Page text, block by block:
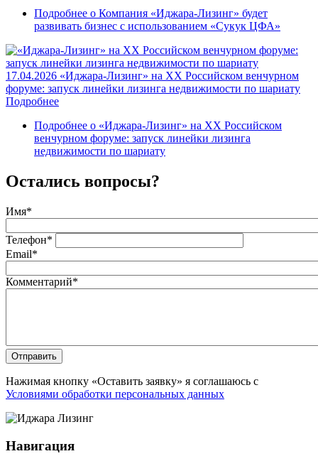
Подробнее о Компания «Иджара-Лизинг» будет
развивать бизнес с использованием «Сукук ЦФА»
17.04.2026 «Иджара-Лизинг» на XX Российском венчурном
форуме: запуск линейки лизинга недвижимости по шариату
Подробнее
Подробнее о «Иджара-Лизинг» на XX Российском
венчурном форуме: запуск линейки лизинга
недвижимости по шариату
Остались вопросы?
Имя*
Телефон*
Email*
Комментарий*
Отправить
Нажимая кнопку «Оставить заявку» я соглашаюсь с
Условиями обработки персональных данных
Навигация